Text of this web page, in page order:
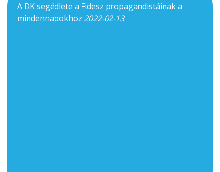
A DK segédlete a Fidesz propagandistáinak a
mindennapokhoz 2022-02-13